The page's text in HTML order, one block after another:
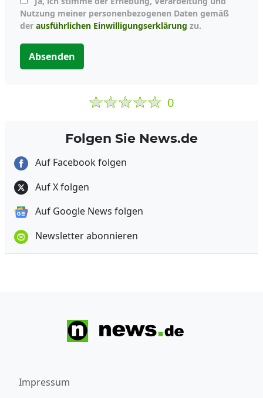
Nutzung meiner personenbezogenen Daten gemäß
der ausführlichen Einwilligungserklärung zu.
Absenden
0
Folgen Sie News.de
Auf Facebook folgen
Auf X folgen
Auf Google News folgen
Newsletter abonnieren
Impressum